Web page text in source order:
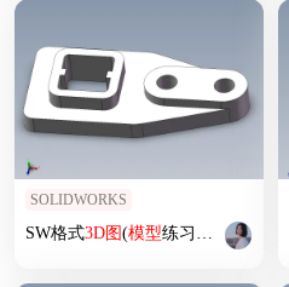
SOLIDWORKS
SW格式3D图(模型练习题)-036